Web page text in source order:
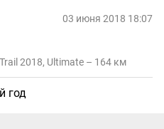
03 июня 2018 18:07
2018, Ultimate – 164 км
год